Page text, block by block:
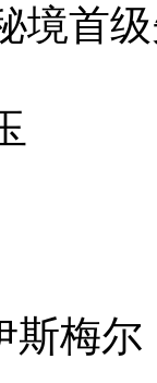
境首
斯梅尔